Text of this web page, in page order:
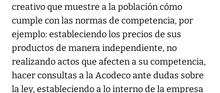
creativo que muestre a la población cómo
cumple con las normas de competencia, por
ejemplo: estableciendo los precios de sus
productos de manera independiente, no
realizando actos que afecten a su competencia,
hacer consultas a la Acodeco ante dudas sobre
la ley, estableciendo a lo interno de la empresa